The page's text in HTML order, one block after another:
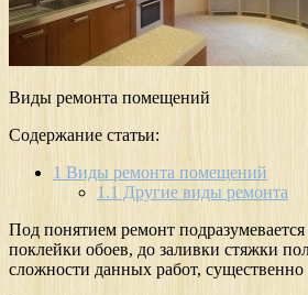
Виды ремонта помещений
Содержание статьи:
1 Виды ремонта помещений
1.1 Другие виды ремонта
Под понятием ремонт
поклейки обоев, до заливки стяжки
сложности данных работ, существенно